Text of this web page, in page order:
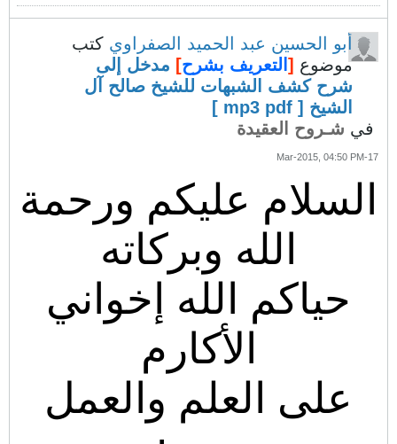
أبو الحسين عبد الحميد الصفراوي كتب
موضوع [ التعريف بشرح] مدخل إلى
شرح كشف الشبهات للشيخ صالح آل
الشيخ [ mp3 pdf ]
في شـروح العقيدة
17-Mar-2015, 04:50 PM
السلام عليكم ورحمة
الله وبركاته
حياكم الله إخواني
الأكارم
على العلم والعمل